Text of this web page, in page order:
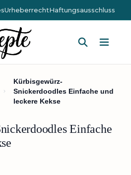
UrheberrechtHaftungsausschluss
Kürbisgewürz-
Snickerdoodles Einfache und
leckere Kekse
Einfache